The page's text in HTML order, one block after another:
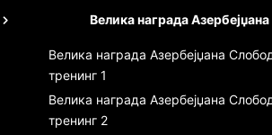
Велика награда Азербејџана
Велика награда Азербејџана
тренинг 1
Велика награда Азербејџана
тренинг 2